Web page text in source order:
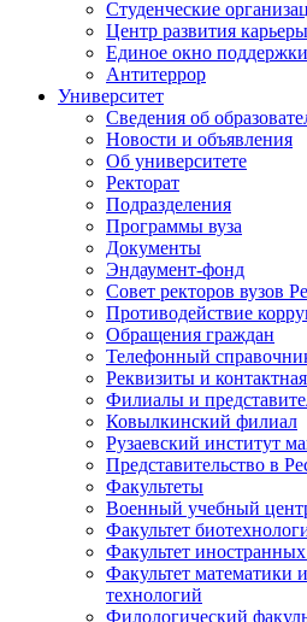
Студенческие
Центр развития
Единое окно
Антитеррор
Университет
Сведения об
Новости и объявления
Об университете
Ректорат
Подразделения
Программы вуза
Документы
Эндаумент-фонд
Совет ректоров вузов
Противодействие
Обращения граждан
Телефонный
Реквизиты и
Филиалы и
Ковылкинский филиал
Рузаевский институт
Представительство в
Факультеты
Военный учебный
Факультет
Факультет
Факультет
технологий
Филологический